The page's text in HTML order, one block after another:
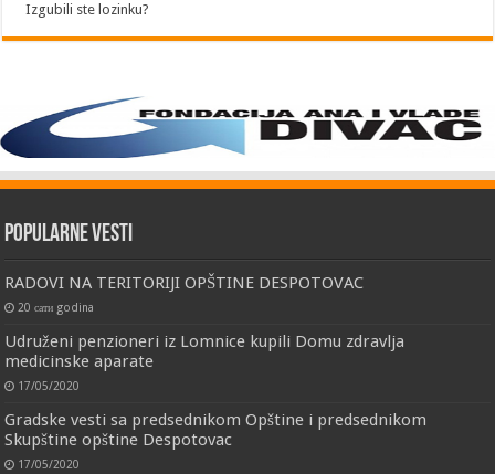
Izgubili ste lozinku?
Popularne vesti
RADOVI NA TERITORIJI OPŠTINE DESPOTOVAC
20 сати godina
Udruženi penzioneri iz Lomnice kupili Domu zdravlja
medicinske aparate
17/05/2020
Gradske vesti sa predsednikom Opštine i predsednikom
Skupštine opštine Despotovac
17/05/2020